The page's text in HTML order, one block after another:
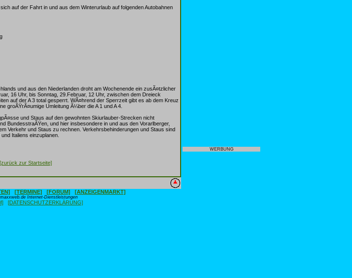
auf der Fahrt in und aus dem Winterurlaub auf folgenden Autobahnen
und aus den Niederlanden droht am Wochenende ein zusÃ¤tzlicher
16 Uhr, bis Sonntag, 29.Februar, 12 Uhr, zwischen dem Dreieck
auf der A 3 total gesperrt. WÃ¤hrend der Sperrzeit gibt es ab dem Kreuz
groÃŸrÃ¤umige Umleitung Ã¼ber die A 1 und A 4.
und Staus auf den gewohnten Skiurlauber-Strecken nicht
BundesstraÃŸen, und hier insbesondere in und aus den Vorarlberger,
Verkehr und Staus zu rechnen. Verkehrsbehinderungen und Staus sind
Italiens einzuplanen.
[zurück zur Startseite]
[TERMINE] [FORUM] [ANZEIGENMARKT]
Internet-Dienstleistungen
[DATENSCHUTZERKLÄRUNG]
WERBUNG